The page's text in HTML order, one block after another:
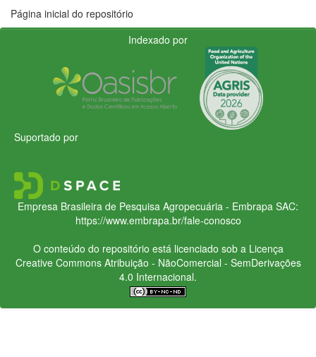
Página inicial do repositório
Indexado por
Suportado por
Empresa Brasileira de Pesquisa Agropecuária - Embrapa SAC:
https://www.embrapa.br/fale-conosco
O conteúdo do repositório está licenciado sob a Licença
Creative CommonsAtribuição - NãoComercial - SemDerivações
4.0 Internacional.